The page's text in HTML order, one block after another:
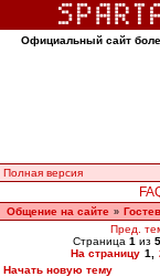
Официальный сайт
Полная версия
Общение на сайте »
Пред.
Страница 1 из
На страницу 1
Начать новую тему